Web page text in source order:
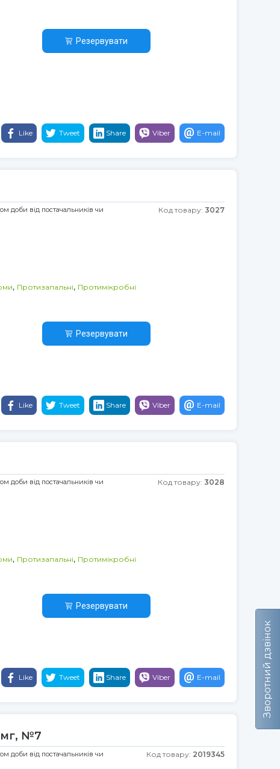
Резервувати
Like Tweet Share Viber E-mail
доби від постачальників чи
Код товару: 3027
, Протизапальні, Протимікробні
Резервувати
Like Tweet Share Viber E-mail
доби від постачальників чи
Код товару: 3028
, Протизапальні, Протимікробні
Резервувати
Like Tweet Share Viber E-mail
мг, №7
доби від постачальників чи
Код товару: 2019345
Зворотний дзвінок